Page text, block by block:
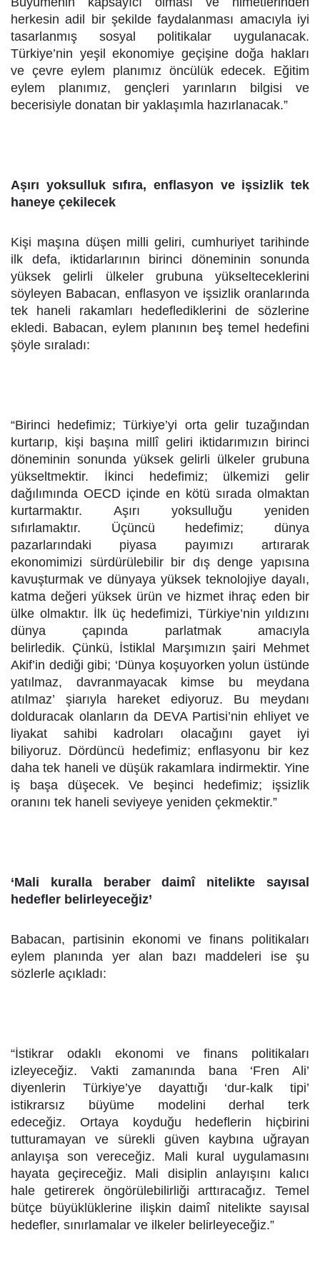
herkesin adil bir şekilde faydalanması amacıyla iyi
tasarlanmış sosyal politikalar uygulanacak.
Türkiye’nin yeşil ekonomiye geçişine doğa hakları
ve çevre eylem planımız öncülük edecek. Eğitim
eylem planımız, gençleri yarınların bilgisi ve
becerisiyle donatan bir yaklaşımla hazırlanacak.”
Aşırı yoksulluk sıfıra, enflasyon ve işsizlik tek
haneye çekilecek
Kişi maşına düşen milli geliri, cumhuriyet tarihinde
ilk defa, iktidarlarının birinci döneminin sonunda
yüksek gelirli ülkeler grubuna yükselteceklerini
söyleyen Babacan, enflasyon ve işsizlik oranlarında
tek haneli rakamları hedeflediklerini de sözlerine
ekledi. Babacan, eylem planının beş temel hedefini
şöyle sıraladı:
“Birinci hedefimiz; Türkiye’yi orta gelir tuzağından
kurtarıp, kişi başına millî geliri iktidarımızın birinci
döneminin sonunda yüksek gelirli ülkeler grubuna
yükseltmektir. İkinci hedefimiz; ülkemizi gelir
dağılımında OECD içinde en kötü sırada olmaktan
kurtarmaktır. Aşırı yoksulluğu yeniden
sıfırlamaktır. Üçüncü hedefimiz; dünya
pazarlarındaki piyasa payımızı artırarak
ekonomimizi sürdürülebilir bir dış denge yapısına
kavuşturmak ve dünyaya yüksek teknolojiye dayalı,
katma değeri yüksek ürün ve hizmet ihraç eden bir
ülke olmaktır. İlk üç hedefimizi, Türkiye’nin yıldızını
dünya çapında parlatmak amacıyla
belirledik. Çünkü, İstiklal Marşımızın şairi Mehmet
Akif’in dediği gibi; ‘Dünya koşuyorken yolun üstünde
yatılmaz, davranmayacak kimse bu meydana
atılmaz’ şiarıyla hareket ediyoruz. Bu meydanı
dolduracak olanların da DEVA Partisi’nin ehliyet ve
liyakat sahibi kadroları olacağını gayet iyi
biliyoruz. Dördüncü hedefimiz; enflasyonu bir kez
daha tek haneli ve düşük rakamlara indirmektir. Yine
iş başa düşecek. Ve beşinci hedefimiz; işsizlik
oranını tek haneli seviyeye yeniden çekmektir.”
‘Mali kuralla beraber daimî nitelikte sayısal
hedefler belirleyeceğiz’
Babacan, partisinin ekonomi ve finans politikaları
eylem planında yer alan bazı maddeleri ise şu
sözlerle açıkladı:
“İstikrar odaklı ekonomi ve finans politikaları
izleyeceğiz. Vakti zamanında bana ‘Fren Ali’
diyenlerin Türkiye’ye dayattığı ‘dur-kalk tipi’
istikrarsız büyüme modelini derhal terk
edeceğiz. Ortaya koyduğu hedeflerin hiçbirini
tutturamayan ve sürekli güven kaybına uğrayan
anlayışa son vereceğiz. Mali kural uygulamasını
hayata geçireceğiz. Mali disiplin anlayışını kalıcı
hale getirerek öngörülebilirliği arttıracağız. Temel
bütçe büyüklüklerine ilişkin daimî nitelikte sayısal
hedefler, sınırlamalar ve ilkeler belirleyeceğiz.”